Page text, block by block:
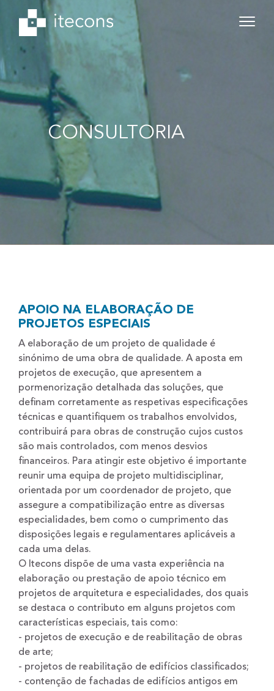
CONSULTORIA
APOIO NA ELABORAÇÃO DE
PROJETOS ESPECIAIS
A elaboração de um projeto de qualidade é
sinónimo de uma obra de qualidade. A aposta em
projetos de execução, que apresentem a
pormenorização detalhada das soluções, que
definam corretamente as respetivas especificações
técnicas e quantifiquem os trabalhos envolvidos,
contribuirá para obras de construção cujos custos
são mais controlados, com menos desvios
financeiros. Para atingir este objetivo é importante
reunir uma equipa de projeto multidisciplinar,
orientada por um coordenador de projeto, que
assegure a compatibilização entre as diversas
especialidades, bem como o cumprimento das
disposições legais e regulamentares aplicáveis a
cada uma delas.
O Itecons dispõe de uma vasta experiência na
elaboração ou prestação de apoio técnico em
projetos de arquitetura e especialidades, dos quais
se destaca o contributo em alguns projetos com
características especiais, tais como:
- projetos de execução e de reabilitação de obras
de arte;
- projetos de reabilitação de edifícios classificados;
- contenção de fachadas de edifícios antigos em